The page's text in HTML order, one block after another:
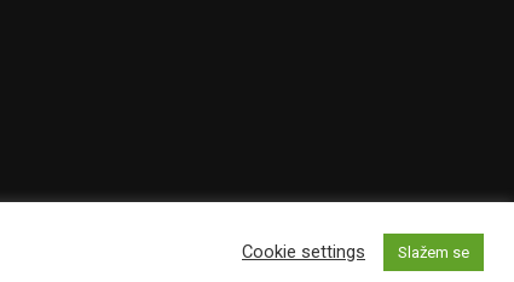
Cookie settings Slažem se